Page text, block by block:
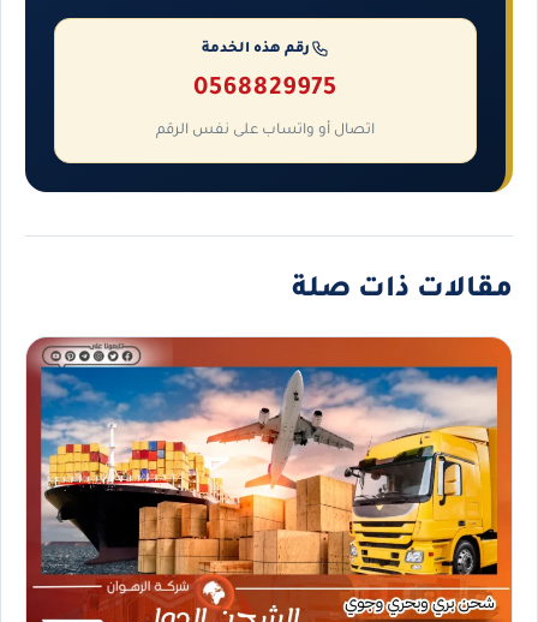
رقم هذه الخدمة
0568829975
اتصال أو واتساب على نفس الرقم
مقالات ذات صلة